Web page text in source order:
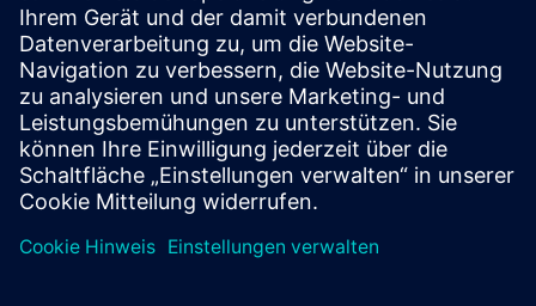
ML cube Platform ist eine KI-Überwachungs-App, die
sicherstellt, dass KI-Modelle auf Siemens Industrial Edge
zuverlässig bleiben. Es erkennt Daten- und
Modellabweichungen, kennzeichnet
Verhaltensänderungen, die sich auf die Qualit...
Mehr erfahren